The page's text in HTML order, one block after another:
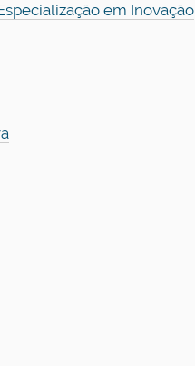
em Inovação